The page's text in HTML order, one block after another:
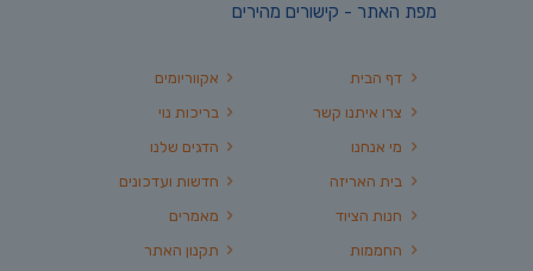
מפת האתר - קישורים מהירים
אקווריומים
בריכות נוי
הדגים שלנו
חדשות ועדכונים
מאמרים
תקנון האתר
דף הבית
צרו איתנו קשר
מי אנחנו
בית האריזה
חנות הציוד
החממות